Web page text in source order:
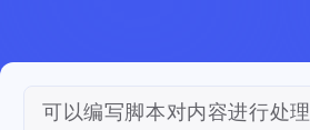
可以编写脚本对内容进行处理